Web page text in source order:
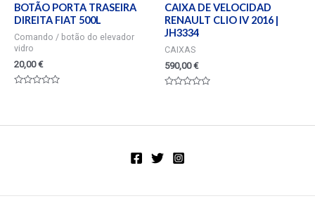
BOTÃO PORTA TRASEIRA
DIREITA FIAT 500L
Comando / botão do elevador
vidro
20,00€
5
CAIXA DE VELOCIDAD
RENAULT CLIO IV 2016 |
JH3334
CAIXAS
590,00€
5